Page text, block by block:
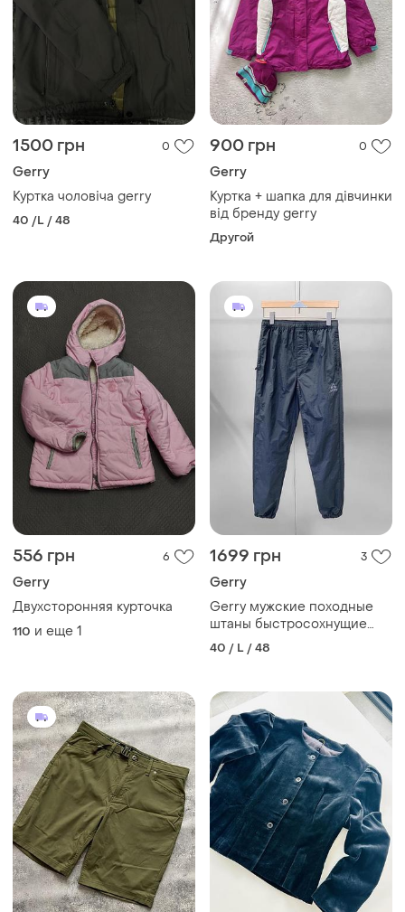
1500 грн 0
Gerry
Куртка чоловіча gerry
40 /L / 48
900 грн 0
Gerry
Куртка + шапка для дівчинки
від бренду gerry
Другой
556 грн 6
Gerry
Двухсторонняя курточка
110 и еще 1
1699 грн 3
Gerry
Gerry мужские походные
штаны быстросохнущие
водонепроницаемые для
активного отдыха
40 / L / 48